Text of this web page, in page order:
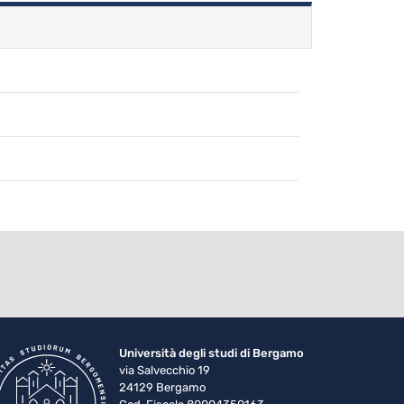
Università degli studi di Bergamo
via Salvecchio 19
24129 Bergamo